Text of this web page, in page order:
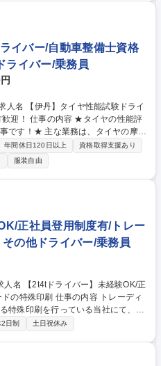
に対しては、運転手が納得いくまで
。社内では安全に対する講習会を開
く持ち続ける取り組みを強化してい
イバー/自動車整備士資格
ライバー/乗務員
ヤの性能評
です！★ 主な業務は、タイヤの摩耗
験のための計画・実施・報告の一連
速度で走行し、1日あたり約400km
北海道佐呂間などの他拠点へ約1か月
ヤ溝深さの測定、データ入力・解
検・簡易整備、車両アライメント
、リム着脱、タイヤ交換、各種計測
年間休日120日以上
資格取得支援あり
服装自由
正社員登用制度有/トレー
の他ドライバー/乗務員
の内容 トレーディ
特殊印刷を行っている当社にて、2
せします。大手玩具メーカー等の安
み込み、荷下ろし ■工場内荷受け・
日制 土日祝休み